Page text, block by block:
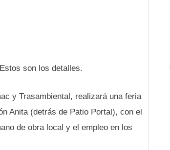
son los detalles.
y Trasambiental, realizará una feria
Anita (detrás de Patio Portal), con el
de obra local y el empleo en los